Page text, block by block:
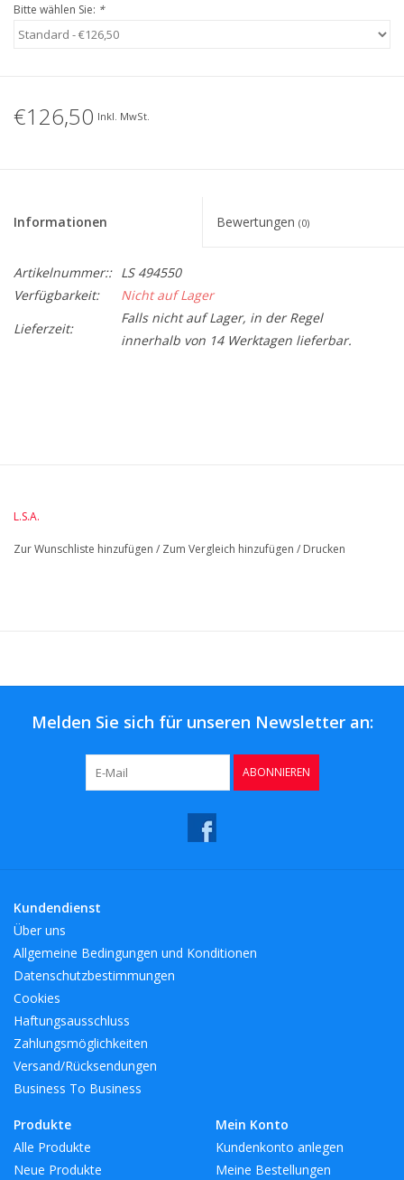
Bitte wählen Sie: *
€126,50 Inkl. MwSt.
Informationen Bewertungen (0)
Artikelnummer:: LS 494550
Verfügbarkeit:
Nicht auf Lager
Lieferzeit:
Falls nicht auf Lager, in der Regel
innerhalb von 14 Werktagen lieferbar.
L.S.A.
Zur Wunschliste hinzufügen / Zum Vergleich hinzufügen / Drucken
Melden Sie sich für unseren Newsletter an:
ABONNIEREN
Kundendienst
Über uns
Allgemeine Bedingungen und Konditionen
Datenschutzbestimmungen
Cookies
Haftungsausschluss
Zahlungsmöglichkeiten
Versand/Rücksendungen
Business To Business
Produkte
Alle Produkte
Neue Produkte
Mein Konto
Kundenkonto anlegen
Meine Bestellungen